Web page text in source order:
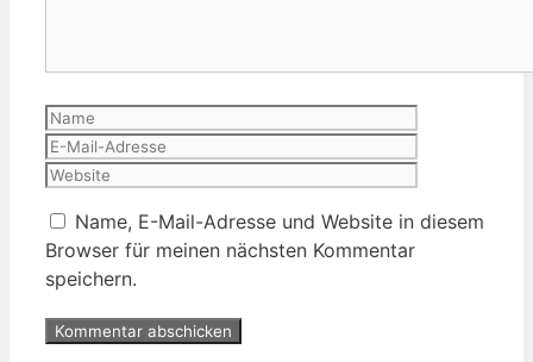
Name
Name, E-Mail-Adresse und Website in diesem
Browser für meinen nächsten Kommentar
speichern.